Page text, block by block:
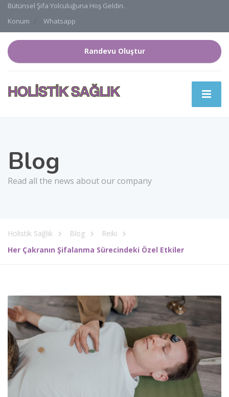
Bütünsel Şifa Yolculuğuna Hoş Geldin.
Konum
Whatsapp
Randevu Oluştur
Blog
Read all the news about our company
Holistik Sağlık Blog
Reiki
Her Çakranın Şifalanma Sürecindeki Özel Etkiler